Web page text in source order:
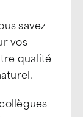
savez
vos
qualité